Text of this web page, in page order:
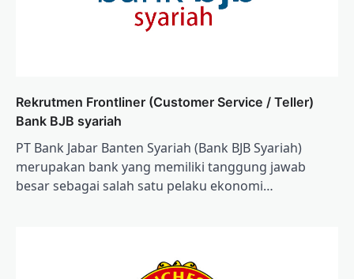
Rekrutmen Frontliner (Customer Service / Teller)
Bank BJB syariah
PT Bank Jabar Banten Syariah (Bank BJB Syariah)
merupakan bank yang memiliki tanggung jawab
besar sebagai salah satu pelaku ekonomi…